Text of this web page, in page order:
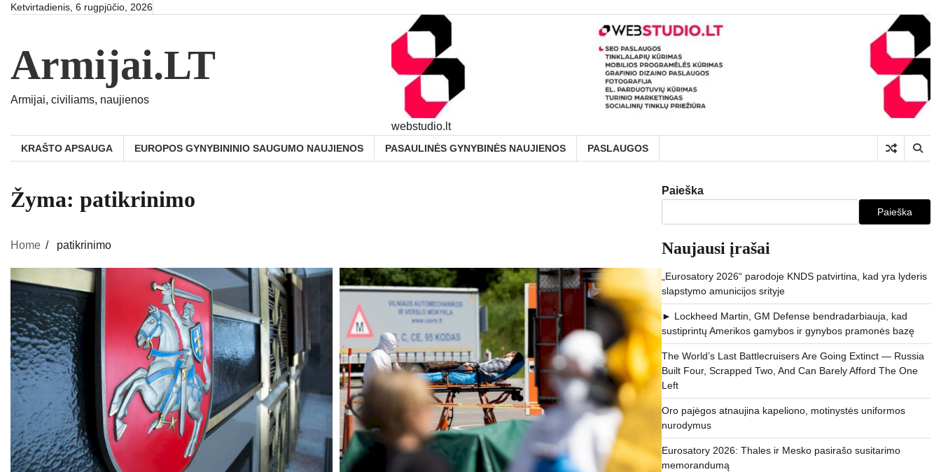
SkipKetvirtadienis, 6 rugpjūčio, 2026
Armijai.LT
Armijai, civiliams, naujienos
webstudio.lt
KRAŠTO APSAUGA EUROPOS GYNYBININIO SAUGUMO NAUJIENOS PASAULINĖS GYNYBINĖS NAUJIENOS PASLAUGOS
Žyma: patikrinimo
Home patikrinimo
Paieška
Paieška
Naujausi įrašai
„Eurosatory 2026“ parodoje KNDS patvirtina, kad yra lyderis
slapstymo amunicijos srityje
► Lockheed Martin, GM Defense bendradarbiauja, kad
sustiprintų Amerikos gamybos ir gynybos pramonės bazę
The World’s Last Battlecruisers Are Going Extinct — Russia
Built Four, Scrapped Two, And Can Barely Afford The One
Left
Oro pajėgos atnaujina kapeliono, motinystės uniformos
nurodymus
Eurosatory 2026: Thales ir Mesko pasirašo susitarimo
memorandumą